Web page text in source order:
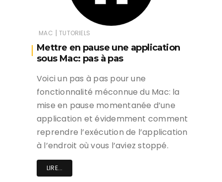
MAC | TUTORIELS
Mettre en pause une application
sous Mac: pas à pas
Voici un pas à pas pour une
fonctionnalité méconnue du Mac: la
mise en pause momentanée d’une
application et évidemment comment
reprendre l’exécution de l’application
à l’endroit où vous l’aviez stoppé.
LIRE...